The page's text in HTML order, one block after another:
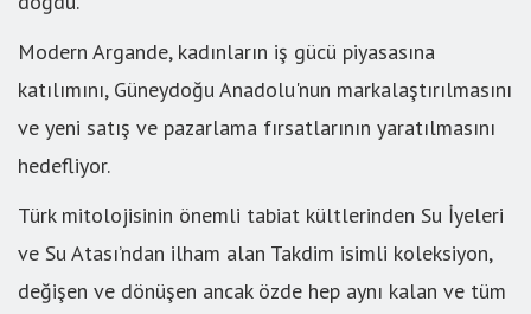
Modern Argande, kadınların iş gücü piyasasına
katılımını, Güneydoğu Anadolu'nun markalaştırılmasını
ve yeni satış ve pazarlama fırsatlarının yaratılmasını
hedefliyor.
Türk mitolojisinin önemli tabiat kültlerinden Su İyeleri
ve Su Atası’ndan ilham alan Takdim isimli koleksiyon,
değişen ve dönüşen ancak özde hep aynı kalan ve tüm